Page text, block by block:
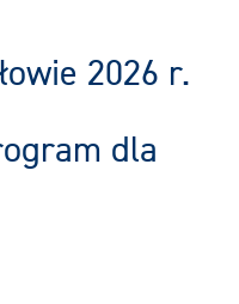
2026 r.
dla